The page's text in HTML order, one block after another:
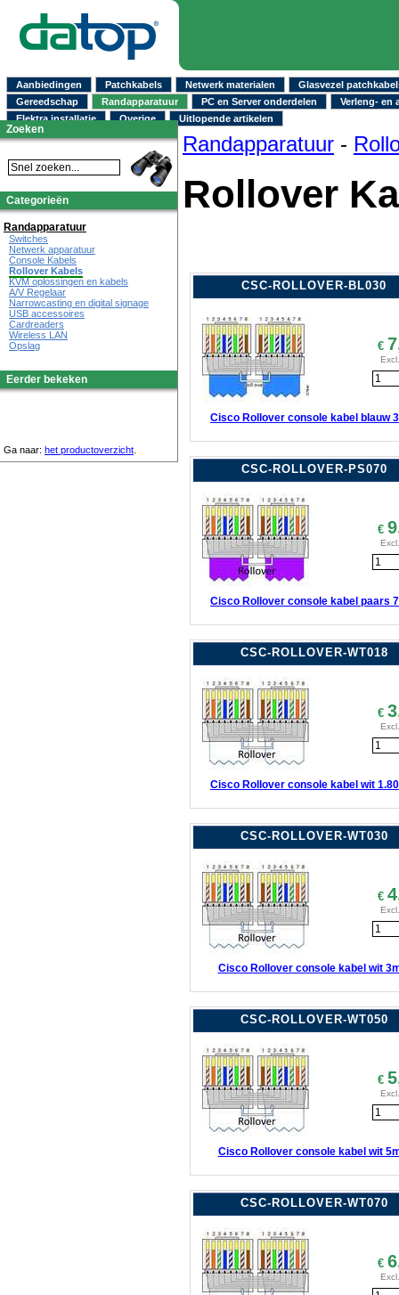
Aanbiedingen Patchkabels Netwerk materialen
Glasvezel
Gereedschap
Randapparatuur PC en Server onderdelen
Verleng- en
Elektra installatie
Overige Uitlopende artikelen
Randapparatuur -
Rollover
CSC-ROLLOVER-BL030
€
Cisco Rollover console kabel blauw
CSC-ROLLOVER-PS070
€
Cisco Rollover console kabel paars
CSC-ROLLOVER-WT018
€
Cisco Rollover console kabel wit
CSC-ROLLOVER-WT030
€
Cisco Rollover console kabel wit
CSC-ROLLOVER-WT050
€
Cisco Rollover console kabel wit
CSC-ROLLOVER-WT070
€
Zoeken
Categorieën
Randapparatuur
Switches
Netwerk apparatuur
Console Kabels
Rollover Kabels
KVM oplossingen en kabels
A/V Regelaar
Narrowcasting en digital signage
USB accessoires
Cardreaders
Wireless LAN
Opslag
Eerder bekeken
Ga naar: het productoverzicht